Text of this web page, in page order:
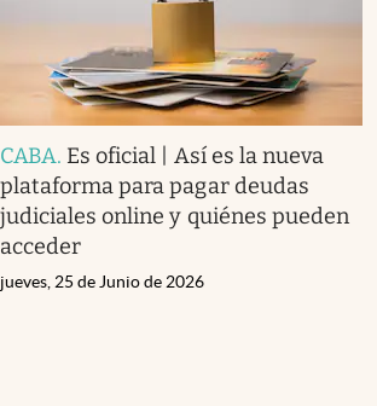
abre en nueva pestaña
CABA. Es oficial | Así es la nueva
plataforma para pagar deudas
judiciales online y quiénes pueden
acceder
jueves, 25 de Junio de 2026